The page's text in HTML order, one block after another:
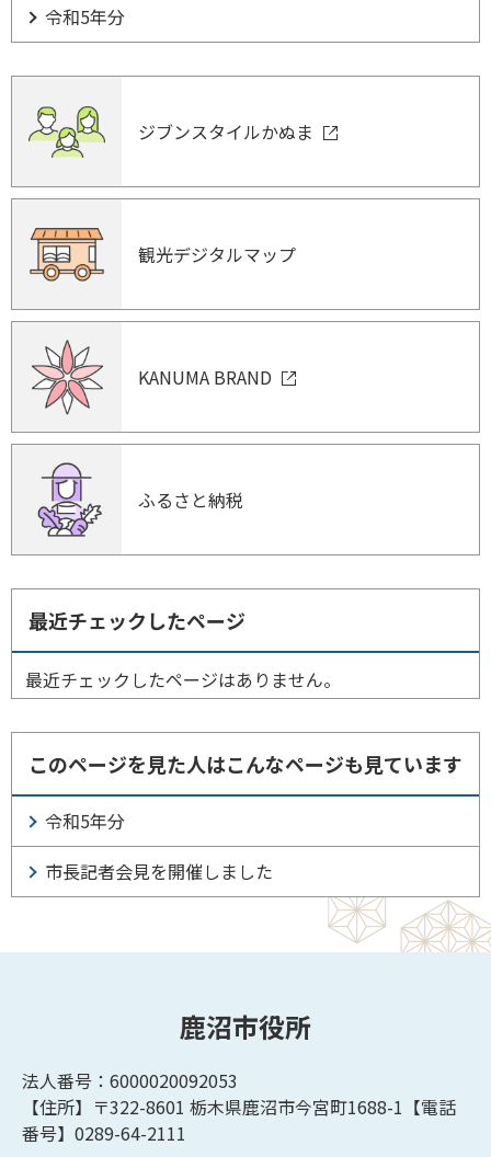
令和5年分
ジブンスタイルかぬま
観光デジタルマップ
KANUMA BRAND
ふるさと納税
最近チェックしたページ
最近チェックしたページはありません。
このページを見た人はこんなページも見ています
令和5年分
市長記者会見を開催しました
鹿沼市役所
法人番号：6000020092053
【住所】〒322-8601 栃木県鹿沼市今宮町1688-1【電話
番号】0289-64-2111